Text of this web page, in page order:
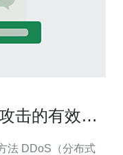
击的有效方
布式